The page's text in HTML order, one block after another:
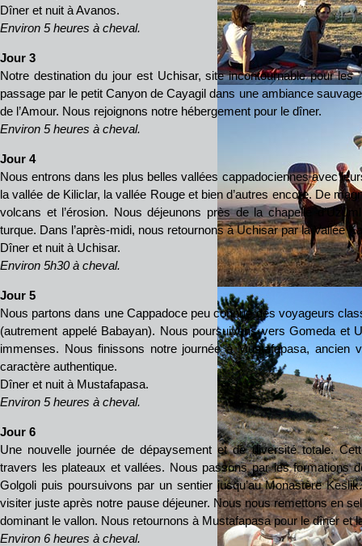
Dîner et nuit à Avanos.
Environ 5 heures à cheval.
Jour 3
Notre destination du jour est Uchisar, site incontournable pour les
passage par le petit Canyon de Cayagil dans une ambiance
de l’Amour. Nous rejoignons notre hébergement pour le dîner.
Environ 5 heures à cheval.
Jour 4
Nous entrons dans les plus belles vallées cappadociennes avec
la vallée de Kiliclar, la vallée Rouge et bien d’autres encore. De
volcans et l’érosion. Nous déjeunons près de la chapelle
turque. Dans l’après-midi, nous retournons à Uchisar par la Vallée
Dîner et nuit à Uchisar.
Environ 5h30 à cheval.
Jour 5
Nous partons dans une Cappadoce peu connue des voyageurs
(autrement appelé Babayan). Nous poursuivons vers Gomeda et
immenses. Nous finissons notre journée à Mustafapasa, ancien
caractère authentique.
Dîner et nuit à Mustafapasa.
Environ 5 heures à cheval.
Jour 6
Une nouvelle journée de dépaysement et de diversité totale.
travers les plateaux et vallées. Nous passons par les formations
Golgoli puis poursuivons par un sentier jusqu’au Monastère
visiter juste après notre pause déjeuner. Nous nous remettons en
dominant le vallon. Nous retournons à Mustafapasa pour le dîner et
Environ 6 heures à cheval.